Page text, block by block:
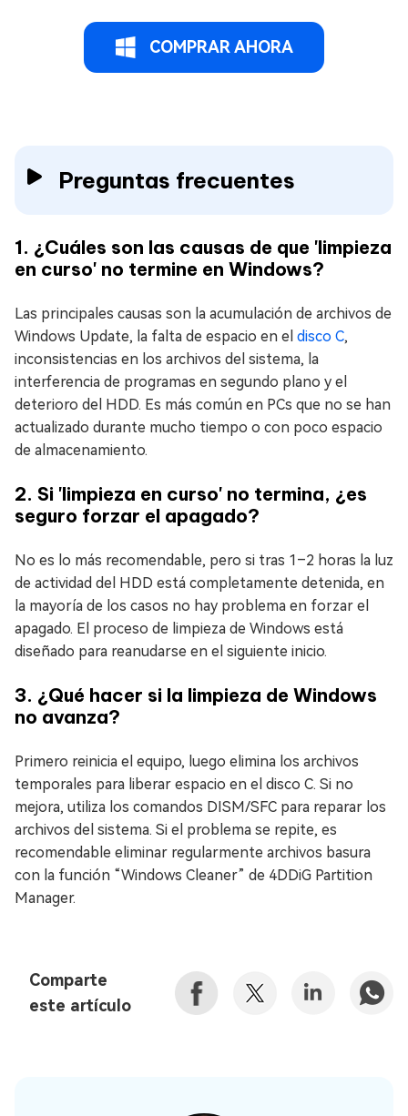
COMPRAR AHORA
Preguntas frecuentes
1. ¿Cuáles son las causas de que 'limpieza
en curso' no termine en Windows?
Las principales causas son la acumulación de archivos de
Windows Update, la falta de espacio en el disco C,
inconsistencias en los archivos del sistema, la
interferencia de programas en segundo plano y el
deterioro del HDD. Es más común en PCs que no se han
actualizado durante mucho tiempo o con poco espacio
de almacenamiento.
2. Si 'limpieza en curso' no termina, ¿es
seguro forzar el apagado?
No es lo más recomendable, pero si tras 1–2 horas la luz
de actividad del HDD está completamente detenida, en
la mayoría de los casos no hay problema en forzar el
apagado. El proceso de limpieza de Windows está
diseñado para reanudarse en el siguiente inicio.
3. ¿Qué hacer si la limpieza de Windows
no avanza?
Primero reinicia el equipo, luego elimina los archivos
temporales para liberar espacio en el disco C. Si no
mejora, utiliza los comandos DISM/SFC para reparar los
archivos del sistema. Si el problema se repite, es
recomendable eliminar regularmente archivos basura
con la función “Windows Cleaner” de 4DDiG Partition
Manager.
Comparte
este artículo